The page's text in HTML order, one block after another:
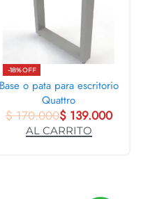
-18% OFF
Base o pata para escritorio
Quattro
$170.000$139.000
AL CARRITO